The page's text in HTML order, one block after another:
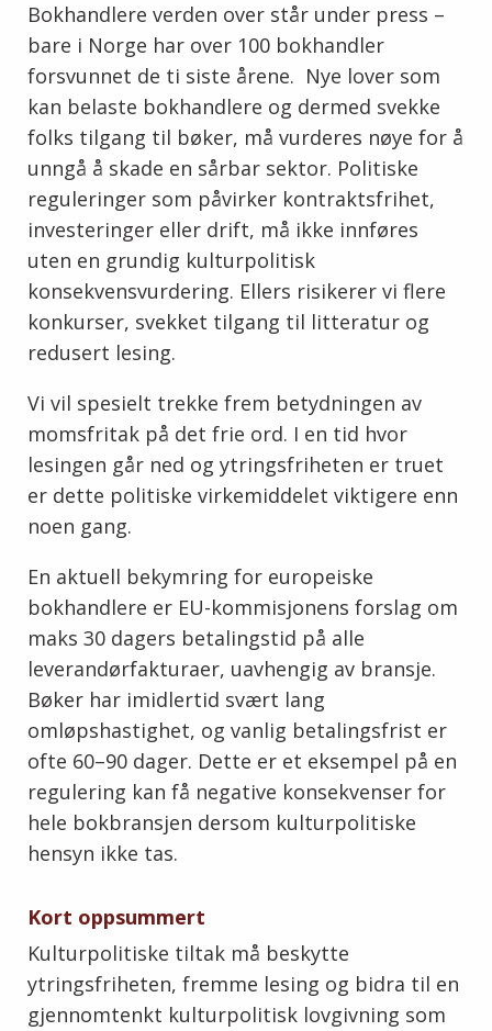
Bokhandlere verden over står under press –
bare i Norge har over 100 bokhandler
forsvunnet de ti siste årene. Nye lover som
kan belaste bokhandlere og dermed svekke
folks tilgang til bøker, må vurderes nøye for å
unngå å skade en sårbar sektor. Politiske
reguleringer som påvirker kontraktsfrihet,
investeringer eller drift, må ikke innføres
uten en grundig kulturpolitisk
konsekvensvurdering. Ellers risikerer vi flere
konkurser, svekket tilgang til litteratur og
redusert lesing.
Vi vil spesielt trekke frem betydningen av
momsfritak på det frie ord. I en tid hvor
lesingen går ned og ytringsfriheten er truet
er dette politiske virkemiddelet viktigere enn
noen gang.
En aktuell bekymring for europeiske
bokhandlere er EU-kommisjonens forslag om
maks 30 dagers betalingstid på alle
leverandørfakturaer, uavhengig av bransje.
Bøker har imidlertid svært lang
omløpshastighet, og vanlig betalingsfrist er
ofte 60–90 dager. Dette er et eksempel på en
regulering kan få negative konsekvenser for
hele bokbransjen dersom kulturpolitiske
hensyn ikke tas.
Kort oppsummert
Kulturpolitiske tiltak må beskytte
ytringsfriheten, fremme lesing og bidra til en
gjennomtenkt kulturpolitisk lovgivning som